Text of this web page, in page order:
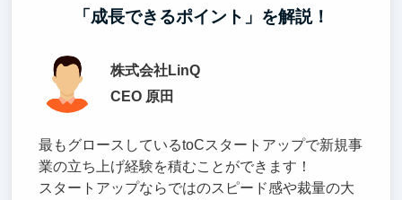
「成長できるポイント」を解説！
株式会社LinQ
CEO 原田
最もグロースしているtoCスタートアップで新規事
業の立ち上げ経験を積むことができます！
スタートアップならではのスピード感や裁量の大